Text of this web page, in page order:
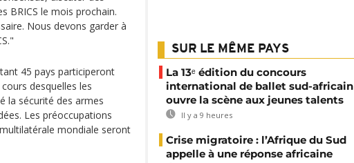
BRICS le mois prochain.
Nous devons garder à
45 pays participeront
desquelles les
la sécurité des armes
Les préoccupations
mondiale seront
SUR LE MÊME PAYS
La 13ᵉ édition du concours
international de ballet sud-africain
ouvre la scène aux jeunes talents
Il y a 9 heures
Crise migratoire : l’Afrique du Sud
appelle à une réponse africaine